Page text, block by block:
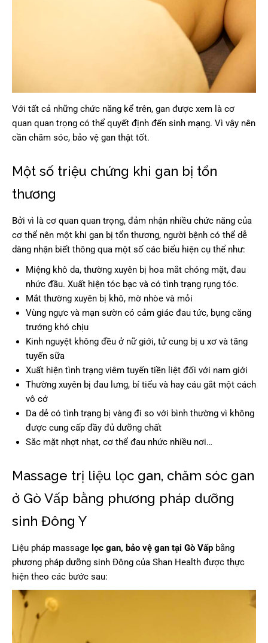
Với tất cả những chức năng kể trên, gan được xem là cơ
quan quan trọng có thể quyết định đến sinh mạng. Vì vậy nên
cần chăm sóc, bảo vệ gan thật tốt.
Một số triệu chứng khi gan bị tổn
thương
Bởi vì là cơ quan quan trọng, đảm nhận nhiều chức năng của
cơ thể nên một khi gan bị tổn thương, người bệnh có thể dễ
dàng nhận biết thông qua một số các biểu hiện cụ thể như:
Miệng khô da, thường xuyên bị hoa mắt chóng mặt, đau
nhức đầu. Xuất hiện tóc bạc và có tình trạng rụng tóc.
Mắt thường xuyên bị khô, mờ nhòe và mỏi
Vùng ngực và mạn sườn có cảm giác đau tức, bụng căng
trướng khó chịu
Kinh nguyệt không đều ở nữ giới, tử cung bị u xơ và tăng
tuyến sữa
Xuất hiện tình trạng viêm tuyến tiền liệt đối với nam giới
Thường xuyên bị đau lưng, bí tiểu và hay cáu gắt một cách
vô cớ
Da dẻ có tình trạng bị vàng đi so với bình thường vì không
được cung cấp đầy đủ dưỡng chất
Sắc mặt nhợt nhạt, cơ thể đau nhức nhiều nơi…
Massage trị liệu lọc gan, chăm sóc gan
ở Gò Vấp bằng phương pháp dưỡng
sinh Đông Y
Liệu pháp massage lọc gan, bảo vệ gan tại Gò Vấp bằng
phương pháp dưỡng sinh Đông của Shan Health được thực
hiện theo các bước sau: